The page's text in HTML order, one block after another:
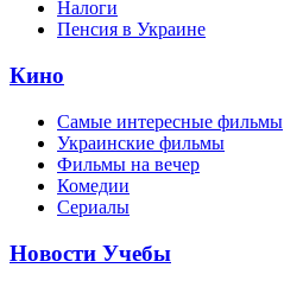
Налоги
Пенсия в Украине
Кино
Самые интересные фильмы
Украинские фильмы
Фильмы на вечер
Комедии
Сериалы
Новости Учебы